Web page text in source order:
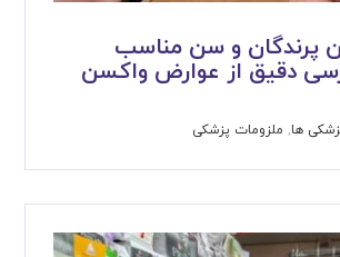
پرندگان و سن مناسب
دقیق از عوارض واکسن
ها, ملزومات پزشکی